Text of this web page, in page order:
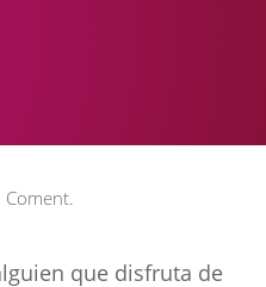
Coment.
que disfruta de